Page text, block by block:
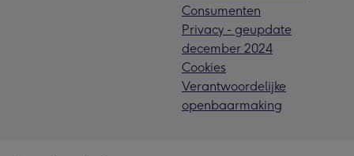
Consumenten
Privacy - geupdate
december 2024
Cookies
Verantwoordelijke
openbaarmaking